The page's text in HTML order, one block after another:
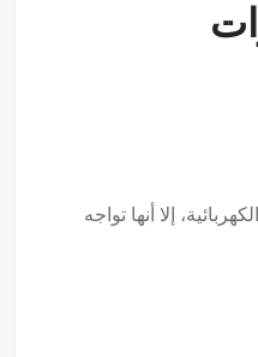
إلا أنها تواجه